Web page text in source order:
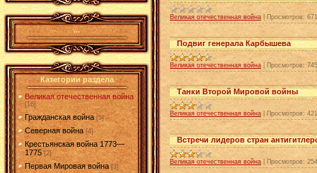
...
Категории раздела
Великая отечественная война
[16]
Гражданская война [5]
Северная война [4]
Крестьянская война 1773—
1775 [2]
Первая Мировая война [3]
Великая отечественная война Просмотров:
Подвиг генерала Карбышева
Великая отечественная война Просмотров:
Танки Второй Мировой войны
Великая отечественная война Просмотров:
Встречи лидеров стран
Великая отечественная война Просмотров: